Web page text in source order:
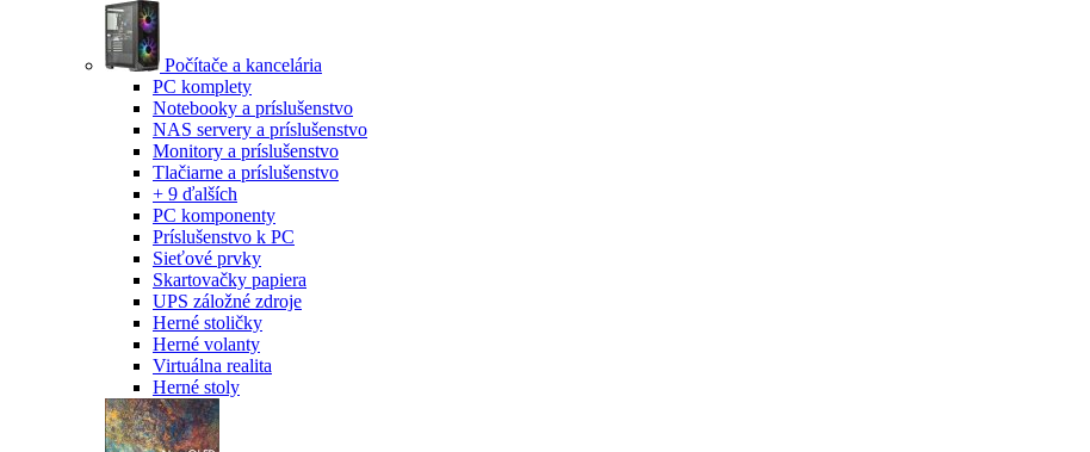
Počítače a kancelária
PC komplety
Notebooky a príslušenstvo
NAS servery a príslušenstvo
Monitory a príslušenstvo
Tlačiarne a príslušenstvo
+ 9 ďalších
PC komponenty
Príslušenstvo k PC
Sieťové prvky
Skartovačky papiera
UPS záložné zdroje
Herné stoličky
Herné volanty
Virtuálna realita
Herné stoly